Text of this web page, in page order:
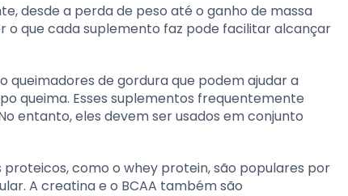
desde a perda de peso até o ganho de massa
o que cada suplemento faz pode facilitar alcançar
de gordura que podem ajudar a
queima. Esses suplementos frequentemente
entanto, eles devem ser usados ​​em conjunto
como o whey protein, são populares por
A creatina e o BCAA também são